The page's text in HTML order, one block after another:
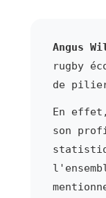
Angus
rugby
de
En
son